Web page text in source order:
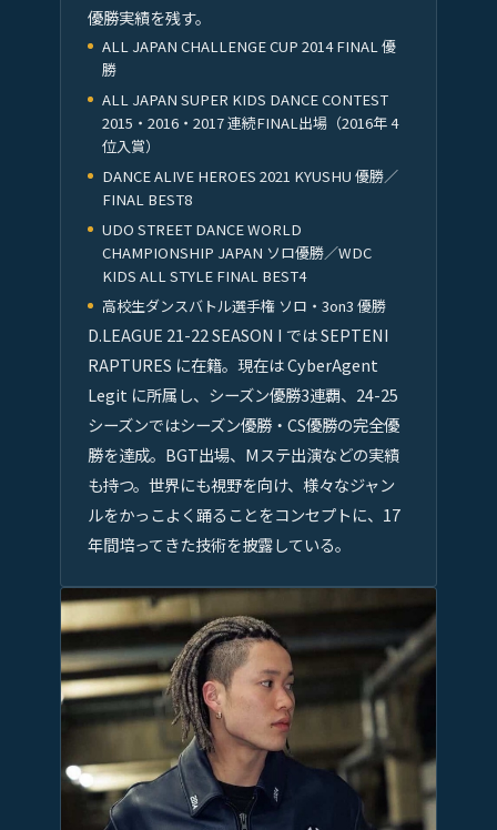
優勝実績を残す。
ALL JAPAN CHALLENGE CUP 2014 FINAL 優
勝
ALL JAPAN SUPER KIDS DANCE CONTEST
2015・2016・2017 連続FINAL出場（2016年 4
位入賞）
DANCE ALIVE HEROES 2021 KYUSHU 優勝／
FINAL BEST8
UDO STREET DANCE WORLD
CHAMPIONSHIP JAPAN ソロ優勝／WDC
KIDS ALL STYLE FINAL BEST4
高校生ダンスバトル選手権 ソロ・3on3 優勝
D.LEAGUE 21-22 SEASON I では SEPTENI
RAPTURES に在籍。現在は CyberAgent
Legit に所属し、シーズン優勝3連覇、24-25
シーズンではシーズン優勝・CS優勝の完全優
勝を達成。BGT出場、Mステ出演などの実績
も持つ。世界にも視野を向け、様々なジャン
ルをかっこよく踊ることをコンセプトに、17
年間培ってきた技術を披露している。